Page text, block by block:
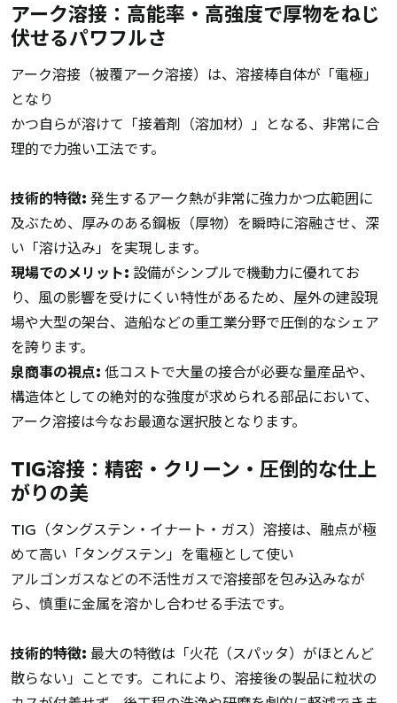
アーク溶接：高能率・高強度で厚物をねじ
伏せるパワフルさ
アーク溶接（被覆アーク溶接）は、溶接棒自体が「電極」
となり
かつ自らが溶けて「接着剤（溶加材）」となる、非常に合
理的で力強い工法です。
技術的特徴: 発生するアーク熱が非常に強力かつ広範囲に
及ぶため、厚みのある鋼板（厚物）を瞬時に溶融させ、深
い「溶け込み」を実現します。
現場でのメリット: 設備がシンプルで機動力に優れてお
り、風の影響を受けにくい特性があるため、屋外の建設現
場や大型の架台、造船などの重工業分野で圧倒的なシェア
を誇ります。
泉商事の視点: 低コストで大量の接合が必要な量産品や、
構造体としての絶対的な強度が求められる部品において、
アーク溶接は今なお最適な選択肢となります。
TIG溶接：精密・クリーン・圧倒的な仕上
がりの美
TIG（タングステン・イナート・ガス）溶接は、融点が極
めて高い「タングステン」を電極として使い
アルゴンガスなどの不活性ガスで溶接部を包み込みなが
ら、慎重に金属を溶かし合わせる手法です。
技術的特徴: 最大の特徴は「火花（スパッタ）がほとんど
散らない」ことです。これにより、溶接後の製品に粒状の